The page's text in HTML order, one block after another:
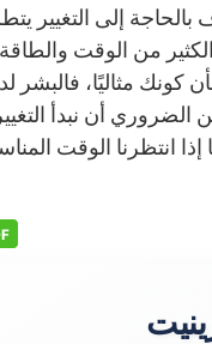
بالحاجة إلى التغيير
من الوقت والطاقة
كونك مثاليًا، فالبشر
أن نبدأ
إذا انتظرنا الوقت